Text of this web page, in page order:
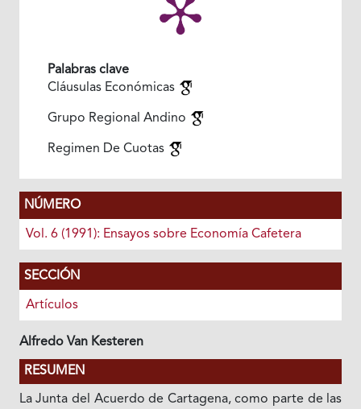
Palabras clave
Cláusulas Económicas
Grupo Regional Andino
Regimen De Cuotas
NÚMERO
Vol. 6 (1991): Ensayos sobre Economía Cafetera
SECCIÓN
Artículos
Alfredo Van Kesteren
RESUMEN
La Junta del Acuerdo de Cartagena, como parte de las